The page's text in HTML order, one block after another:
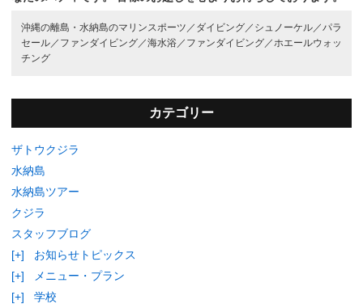
沖縄の離島・水納島のマリンスポーツ／ ダイビング／ シュノーケル／ パラ
セール／ ファンダイビング／海水浴／ ファンダイビング／ ホエールウォッ
チング
カテゴリー
ザトウクジラ
水納島
水納島ツアー
クジラ
スタッフブログ
[+]
お知らせトピックス
[+]
メニュー・プラン
[+]
学校